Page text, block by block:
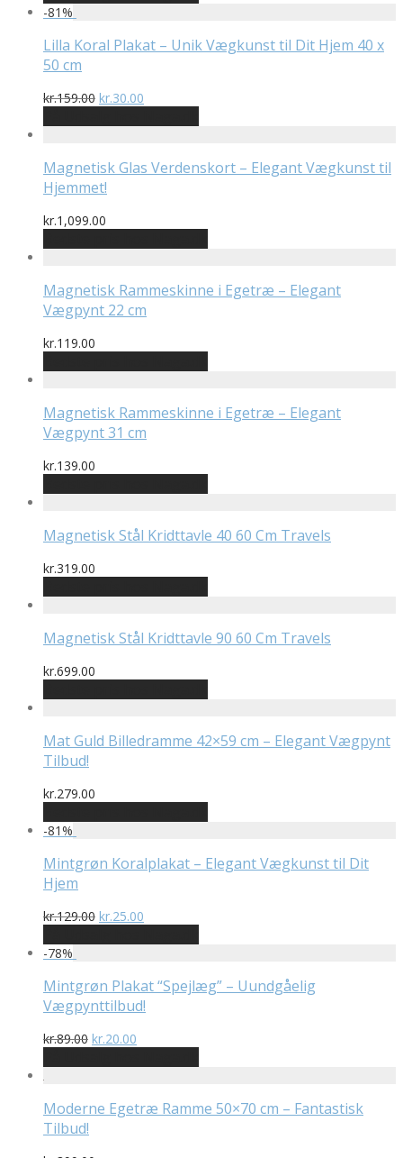
pris
kr.699.00.
pris
kr.200.00.
-81%
Lilla Koral Plakat – Unik Vægkunst til Dit Hjem 40 x
50 cm
kr.159.00 Den
pris
kr.159.00.
kr.30.00
pris
kr.30.00.
Magnetisk Glas Verdenskort – Elegant Vægkunst til
Hjemmet!
kr.1,099.00
Magnetisk Rammeskinne i Egetræ – Elegant
Vægpynt 22 cm
kr.119.00
Magnetisk Rammeskinne i Egetræ – Elegant
Vægpynt 31 cm
kr.139.00
Magnetisk Stål Kridttavle 40 60 Cm Travels
kr.319.00
Magnetisk Stål Kridttavle 90 60 Cm Travels
kr.699.00
Mat Guld Billedramme 42×59 cm – Elegant Vægpynt
Tilbud!
kr.279.00
-81%
Mintgrøn Koralplakat – Elegant Vægkunst til Dit
Hjem
kr.129.00 Den
pris
kr.129.00.
kr.25.00
pris
kr.25.00.
-78%
Mintgrøn Plakat “Spejlæg” – Uundgåelig
Vægpynttilbud!
kr.89.00 Den
pris
kr.89.00.
kr.20.00
pris
kr.20.00.
Moderne Egetræ Ramme 50×70 cm – Fantastisk
Tilbud!